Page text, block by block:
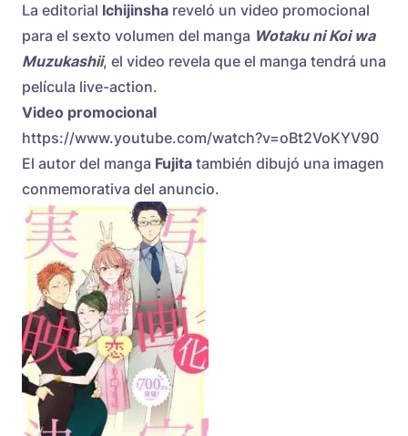
La editorial Ichijinsha reveló un video promocional
para el sexto volumen del manga Wotaku ni Koi wa
Muzukashii, el video revela que el manga tendrá una
película live-action.
Video promocional
https://www.youtube.com/watch?v=oBt2VoKYV90
El autor del manga Fujita también dibujó una imagen
conmemorativa del anuncio.